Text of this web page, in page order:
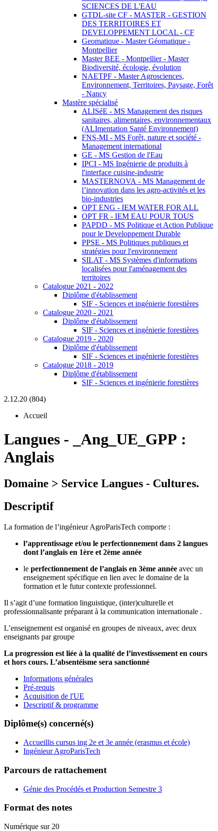
SCIENCES DE L'EAU
GTDL-site CF - MASTER - GESTION
DES TERRITOIRES ET
DEVELOPPEMENT LOCAL - CF
Geomatique - Master Géomatique -
Montpellier
Master BEE - Montpellier - Master
Biodiversité, écologie, évolution
NAETPF - Master Agrosciences,
Environnement, Territoires, Paysage, Forêt
- Nancy
Mastère spécialisé
ALISéE - MS Management des risques
sanitaires, alimentaires, environnementaux
(ALImentation Santé Environnement)
FNS-MI - MS Forêt, nature et société -
Management international
GE - MS Gestion de l'Eau
IPCI - MS Ingénierie de produits à
l'interface cuisine-industrie
MASTERNOVA - MS Management de
l’innovation dans les agro-activités et les
bio-industries
OPT ENG - IEM WATER FOR ALL
OPT FR - IEM EAU POUR TOUS
PAPDD - MS Politique et Action Publique
pour le Developpement Durable
PPSE - MS Politiques publiques et
stratégies pour l'environnement
SILAT - MS Systèmes d'informations
localisées pour l'aménagement des
territoires
Catalogue 2021 - 2022
Diplôme d'établissement
SIF - Sciences et ingénierie forestières
Catalogue 2020 - 2021
Diplôme d'établissement
SIF - Sciences et ingénierie forestières
Catalogue 2019 - 2020
Diplôme d'établissement
SIF - Sciences et ingénierie forestières
Catalogue 2018 - 2019
Diplôme d'établissement
SIF - Sciences et ingénierie forestières
2.12.20 (804)
Accueil
Langues -
_Ang_UE_GPP :
Anglais
Domaine > Service Langues - Cultures.
Descriptif
La formation de l’ingénieur AgroParisTech comporte :
l’apprentissage et/ou le perfectionnement dans 2 langues
dont l’anglais en 1ère et 2ème année
le perfectionnement de l’anglais en 3ème année avec un
enseignement spécifique en lien avec le domaine de la
formation et le futur contexte professionnel.
Il s’agit d’une formation linguistique, (inter)culturelle et
professionnalisante préparant à la communication internationale .
L’enseignement est organisé en groupes de niveaux, avec deux
enseignants par groupe
La progression est liée à la qualité de l’investissement en cours
et hors cours. L’absentéisme sera sanctionné
Informations générales
Pré-requis
Acquisition de l'UE
Descriptif & programme
Diplôme(s) concerné(s)
Accueillis cursus ing 2e et 3e année (erasmus et école)
Ingénieur AgroParisTech
Parcours de rattachement
Génie des Procédés et Production Semestre 3
Format des notes
Numérique sur 20